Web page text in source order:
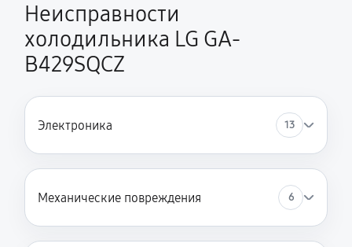
Неисправности
холодильника LG GA-
B429SQCZ
Электроника 13
Механические повреждения 6